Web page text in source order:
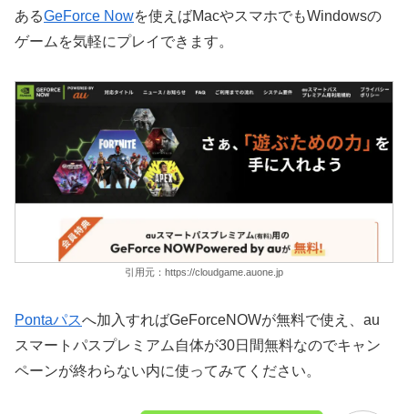
あるGeForce Nowを使えばMacやスマホでもWindowsの
ゲームを気軽にプレイできます。
引用元：https://cloudgame.auone.jp
Pontaパスへ加入すればGeForceNOWが無料で使え、au
スマートパスプレミアム自体が30日間無料なのでキャン
ペーンが終わらない内に使ってみてください。